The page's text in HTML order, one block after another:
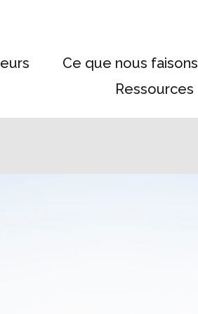
Ce que nous faisons
Ressources